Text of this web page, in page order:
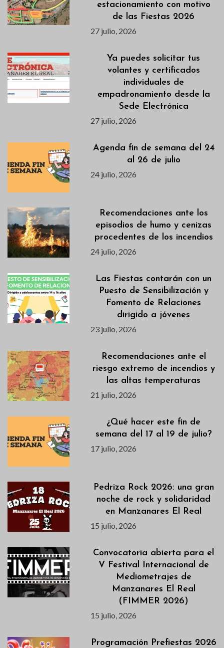
estacionamiento con motivo
de las Fiestas 2026
27 julio, 2026
Ya puedes solicitar tus
volantes y certificados
individuales de
empadronamiento desde la
Sede Electrónica
27 julio, 2026
Agenda fin de semana del 24
al 26 de julio
24 julio, 2026
Recomendaciones ante los
episodios de humo y cenizas
procedentes de los incendios
24 julio, 2026
Las Fiestas contarán con un
Puesto de Sensibilización y
Fomento de Relaciones
dirigido a jóvenes
23 julio, 2026
Recomendaciones ante el
riesgo extremo de incendios y
las altas temperaturas
21 julio, 2026
¿Qué hacer este fin de
semana del 17 al 19 de julio?
17 julio, 2026
Pedriza Rock 2026: una gran
noche de rock y solidaridad
en Manzanares El Real
15 julio, 2026
Convocatoria abierta para el
V Festival Internacional de
Mediometrajes de
Manzanares El Real
(FIMMER 2026)
15 julio, 2026
Programación Prefiestas 2026